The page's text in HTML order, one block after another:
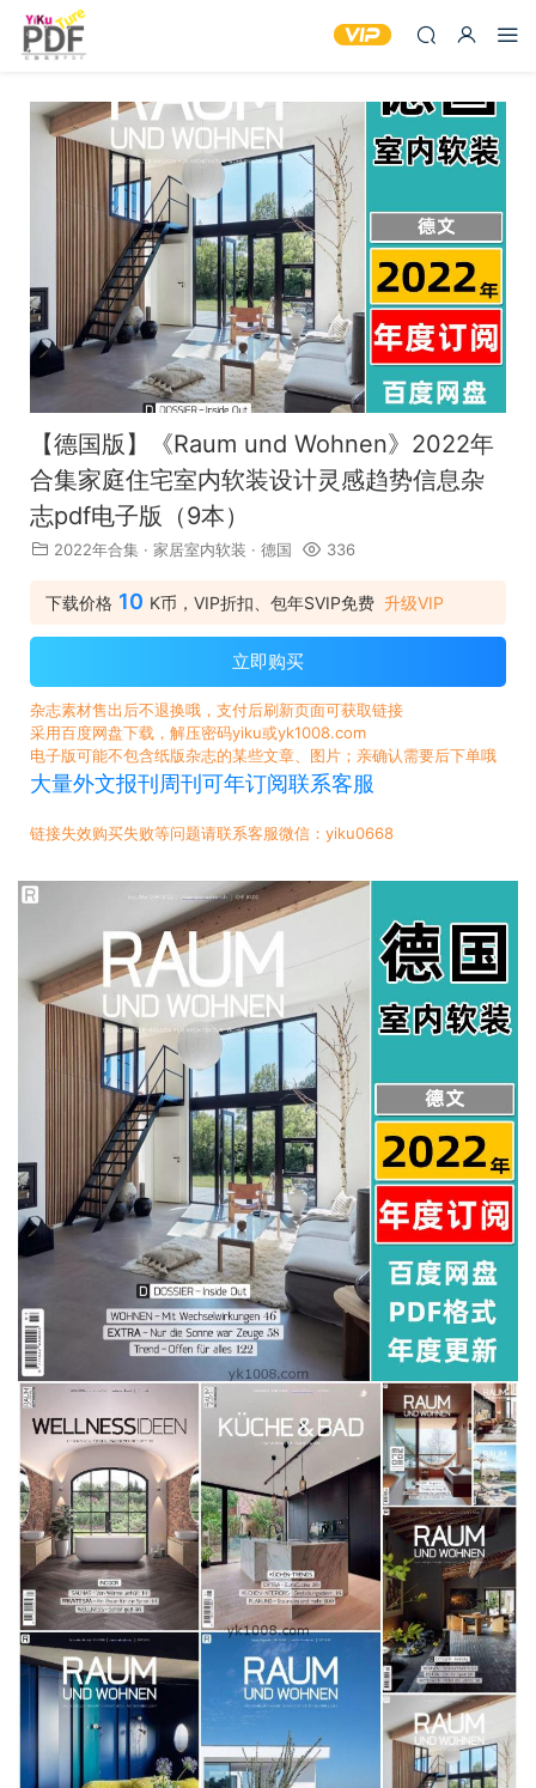
【德国版】《Raum und Wohnen》2022年
合集家庭住宅室内软装设计灵感趋势信息杂
志pdf电子版（9本）
2022年合集 · 家居室内软装 · 德国 336
下载价格 10 K币，VIP折扣、包年SVIP免费 升级VIP
立即购买
杂志素材售出后不退换哦，支付后刷新页面可获取链接
采用百度网盘下载，解压密码yiku或yk1008.com
电子版可能不包含纸版杂志的某些文章、图片；亲确认需要后下单哦
大量外文报刊周刊可年订阅联系客服
链接失效购买失败等问题请联系客服微信：yiku0668